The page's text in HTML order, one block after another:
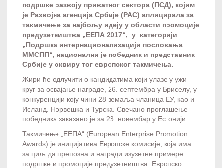
подршке развоју приватног сектора (ПСД), којим
је Развојна агенција Србије (РАС) аплицирала за
такмичење за најбољу идеју у области промоције
предузетништва „ЕЕПА 2017“, у категорији
„Подршка интернационализацији пословања
ММСПП“, национални је победник и представник
Србије у оквиру тог европског такмичења.
Жири ће одлучити о кандидатима који улазе у ужи
круг за освајање награде, 26. септембра у Бриселу, у
конкуренцији коју чини 28 земаља чланица ЕУ, као и
Исланд, Норвешка и Турска. Свечано проглашење
победника заказано је за 23. новембар у Естонији.
Такмичење „ЕЕПА“ (European Enterprise Promotion
Awards) је иницијатива Европске комисије, која има
за циљ да препозна и награди изузетне примере
подршке и промоције предузетништва. Европско